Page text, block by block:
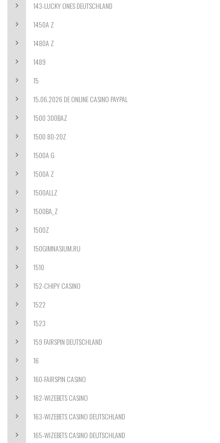
143-LUCKY ONES DEUTSCHLAND
1450A Z
1480A Z
1489
15
15.06.2026 DE ONLINE CASINO PAYPAL
1500 300BAZ
1500 80-20Z
1500A G
1500A Z
1500ALLZ
1500BA_Z
1500Z
150GIMNASIUM.RU
1510
152-CHIPY CASINO
1522
1523
159 FAIRSPIN DEUTSCHLAND
16
160-FAIRSPIN CASINO
162-WIZEBETS CASINO
163-WIZEBETS CASINO DEUTSCHLAND
165-WIZEBETS CASINO DEUTSCHLAND